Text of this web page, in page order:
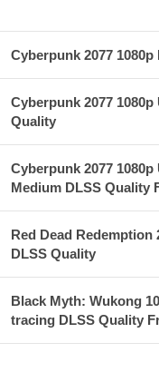
Cyberpunk 2077
Cyberpunk 2077 1080p
Quality
Cyberpunk 2077 1080p
Medium DLSS Quality
Red Dead Redemption
DLSS Quality
Black Myth: Wukong
tracing DLSS Quality